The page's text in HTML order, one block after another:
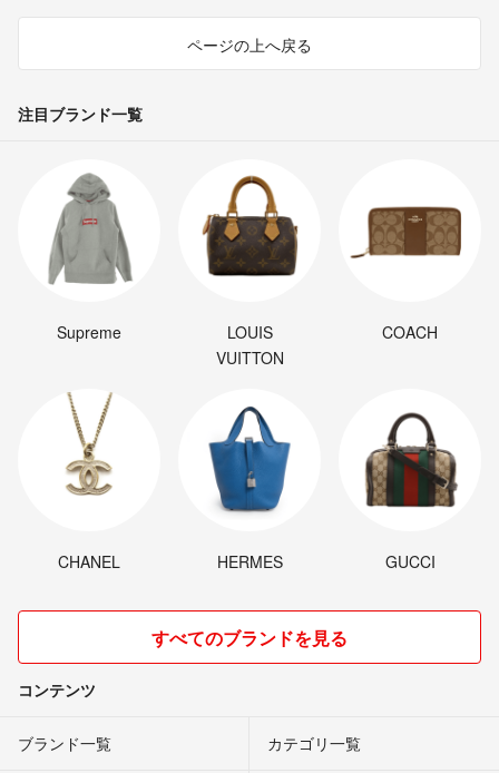
ページの上へ戻る
注目ブランド一覧
Supreme
LOUIS
VUITTON
COACH
CHANEL HERMES GUCCI
すべてのブランドを見る
コンテンツ
ブランド一覧 カテゴリ一覧